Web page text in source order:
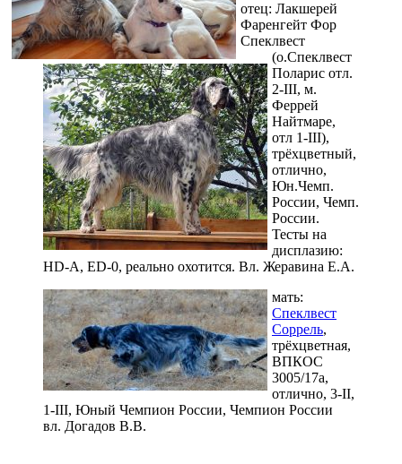
отец: Лакшерей
Фаренгейт Фор
Спеклвест
(о.Спеклвест
Поларис отл.
2-III, м.
Феррей
Найтмаре,
отл 1-III),
трёхцветный,
отлично,
Юн.Чемп.
России, Чемп.
России.
Тесты на
дисплазию:
HD-A, ED-0, реально охотится. Вл. Жеравина Е.А.
мать:
Спеклвест
Соррель,
трёхцветная,
ВПКОС
3005/17а,
отлично, 3-II,
1-III, Юный Чемпион России, Чемпион России
вл. Догадов В.В.